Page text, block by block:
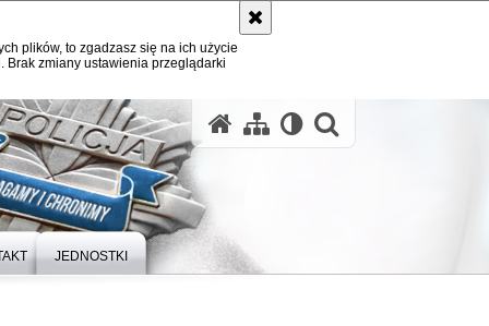
plików, to zgadzasz się na ich użycie
zmiany ustawienia przeglądarki
JEDNOSTKI